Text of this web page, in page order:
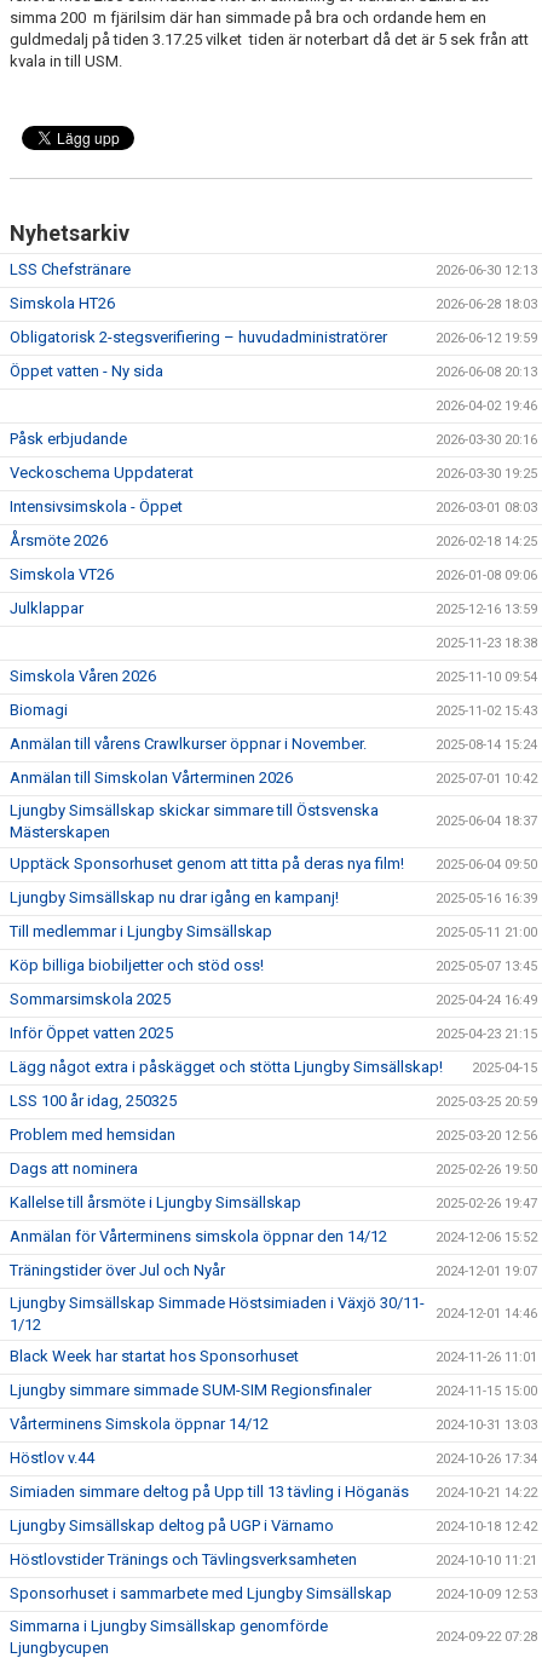
simma 200 m fjärilsim där han simmade på bra och ordande hem en
guldmedalj på tiden 3.17.25 vilket tiden är noterbart då det är 5 sek från att
kvala in till USM.
Nyhetsarkiv
LSS Chefstränare 2026-06-30 12:13
Simskola HT26 2026-06-28 18:03
Obligatorisk 2-stegsverifiering – huvudadministratörer 2026-06-12 19:59
Öppet vatten - Ny sida 2026-06-08 20:13
2026-04-02 19:46
Påsk erbjudande 2026-03-30 20:16
Veckoschema Uppdaterat 2026-03-30 19:25
Intensivsimskola - Öppet 2026-03-01 08:03
Årsmöte 2026 2026-02-18 14:25
Simskola VT26 2026-01-08 09:06
Julklappar 2025-12-16 13:59
2025-11-23 18:38
Simskola Våren 2026 2025-11-10 09:54
Biomagi 2025-11-02 15:43
Anmälan till vårens Crawlkurser öppnar i November. 2025-08-14 15:24
Anmälan till Simskolan Vårterminen 2026 2025-07-01 10:42
Ljungby Simsällskap skickar simmare till Östsvenska
Mästerskapen
2025-06-04 18:37
Upptäck Sponsorhuset genom att titta på deras nya film! 2025-06-04 09:50
Ljungby Simsällskap nu drar igång en kampanj! 2025-05-16 16:39
Till medlemmar i Ljungby Simsällskap 2025-05-11 21:00
Köp billiga biobiljetter och stöd oss! 2025-05-07 13:45
Sommarsimskola 2025 2025-04-24 16:49
Inför Öppet vatten 2025 2025-04-23 21:15
Lägg något extra i påskägget och stötta Ljungby Simsällskap! 2025-04-15
LSS 100 år idag, 250325 2025-03-25 20:59
Problem med hemsidan 2025-03-20 12:56
Dags att nominera 2025-02-26 19:50
Kallelse till årsmöte i Ljungby Simsällskap 2025-02-26 19:47
Anmälan för Vårterminens simskola öppnar den 14/12 2024-12-06 15:52
Träningstider över Jul och Nyår 2024-12-01 19:07
Ljungby Simsällskap Simmade Höstsimiaden i Växjö 30/11-
1/12
2024-12-01 14:46
Black Week har startat hos Sponsorhuset 2024-11-26 11:01
Ljungby simmare simmade SUM-SIM Regionsfinaler 2024-11-15 15:00
Vårterminens Simskola öppnar 14/12 2024-10-31 13:03
Höstlov v.44 2024-10-26 17:34
Simiaden simmare deltog på Upp till 13 tävling i Höganäs 2024-10-21 14:22
Ljungby Simsällskap deltog på UGP i Värnamo 2024-10-18 12:42
Höstlovstider Tränings och Tävlingsverksamheten 2024-10-10 11:21
Sponsorhuset i sammarbete med Ljungby Simsällskap 2024-10-09 12:53
Simmarna i Ljungby Simsällskap genomförde
Ljungbycupen
2024-09-22 07:28